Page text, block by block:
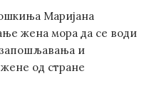
Маријана
жена мора да се води
и
од стране